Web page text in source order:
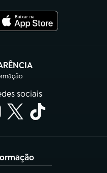
em nova aba)
sociais